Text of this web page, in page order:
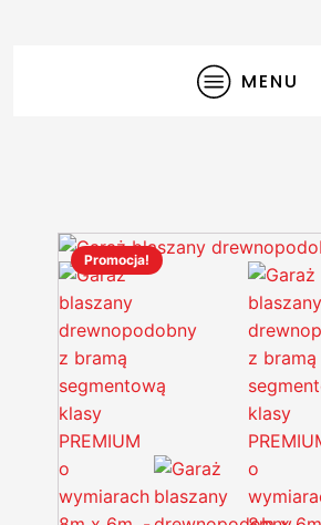
MENU
Promocja!